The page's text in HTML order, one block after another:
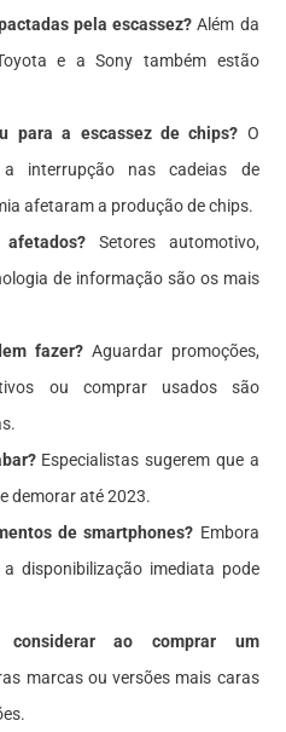
pela escassez? Além da
e a Sony também estão
para a escassez de chips? O
interrupção nas cadeias de
afetaram a produção de chips.
Setores automotivo,
de informação são os mais
fazer?Aguardar promoções,
ou comprar usados são
Especialistas sugerem que a
demorar até 2023.
de smartphones? Embora
disponibilização imediata pode
considerar ao comprar um
marcas ou versões mais caras